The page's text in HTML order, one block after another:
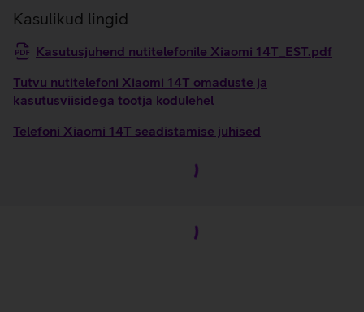
Kasulikud lingid
Kasutusjuhend nutitelefonile Xiaomi 14T_EST.pdf
Tutvu nutitelefoni Xiaomi 14T omaduste ja
kasutusviisidega tootja kodulehel
Telefoni Xiaomi 14T seadistamise juhised